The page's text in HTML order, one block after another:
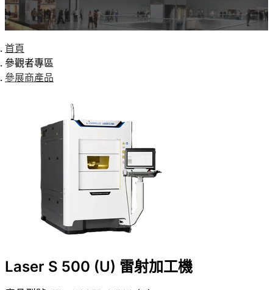
首頁
參觀者專區
參展商產品
Laser S 500 (U) 雷射加工機